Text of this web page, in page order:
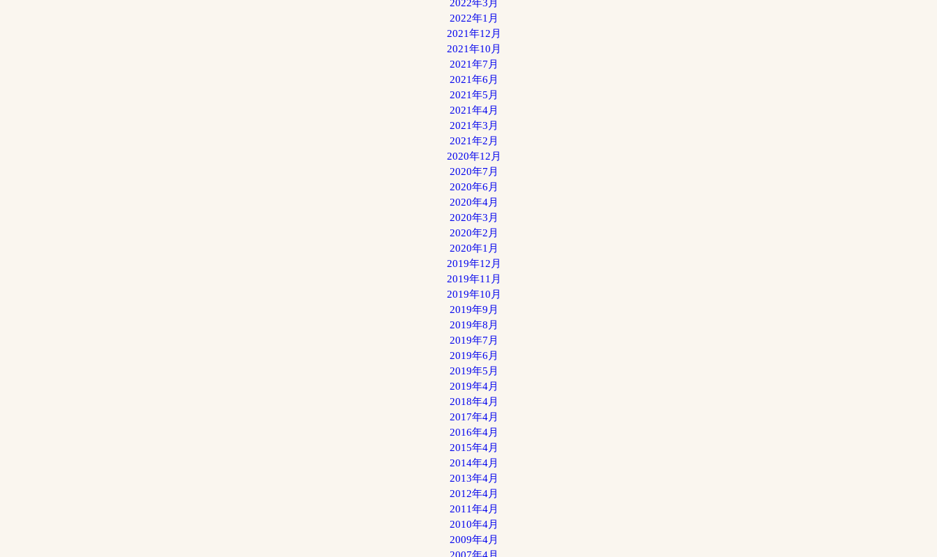
2022年3月
2022年1月
2021年12月
2021年10月
2021年7月
2021年6月
2021年5月
2021年4月
2021年3月
2021年2月
2020年12月
2020年7月
2020年6月
2020年4月
2020年3月
2020年2月
2020年1月
2019年12月
2019年11月
2019年10月
2019年9月
2019年8月
2019年7月
2019年6月
2019年5月
2019年4月
2018年4月
2017年4月
2016年4月
2015年4月
2014年4月
2013年4月
2012年4月
2011年4月
2010年4月
2009年4月
2007年4月